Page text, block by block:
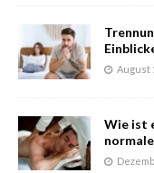
August
Wie ist